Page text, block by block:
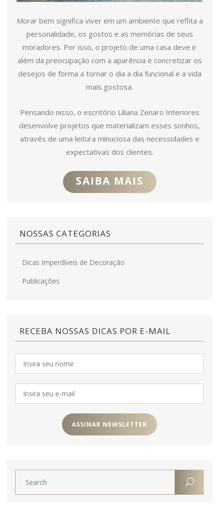
Morar bem significa viver em um ambiente que reflita a
personalidade, os gostos e as memórias de seus
moradores. Por isso, o projeto de uma casa deve ir
além da preocupação com a aparência e concretizar os
desejos de forma a tornar o dia a dia funcional e a vida
mais gostosa.
Pensando nisso, o escritório Liliana Zenaro Interiores
desenvolve projetos que materializam esses sonhos,
através de uma leitura minuciosa das necessidades e
expectativas dos clientes.
SAIBA MAIS
NOSSAS CATEGORIAS
Dicas Imperdíveis de Decoração
Publicações
RECEBA NOSSAS DICAS POR E-MAIL